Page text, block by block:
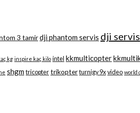
3 tamirdji phantom servis dji servis
kg inspire kaç kilo intel kkmulticopter
shgm tricopter trikopter turnigy 9x video world